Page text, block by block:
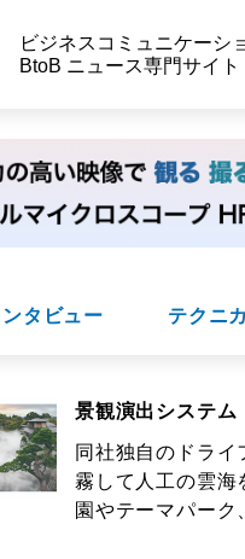
ビジネスコミュニケーシ
BtoB ニュース専門サイト
タビュー テクニ
景観演出システム
同社独自のドラ
霧して人工の雲
園やテーマパーク